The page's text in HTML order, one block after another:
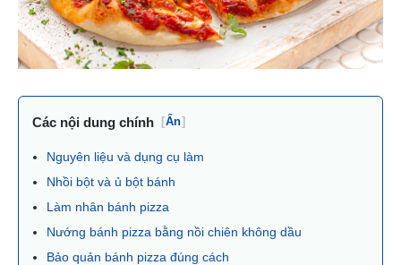
Các nội dung chính [Ẩn]
Nguyên liệu và dụng cụ làm
Nhồi bột và ủ bột bánh
Làm nhân bánh pizza
Nướng bánh pizza bằng nồi chiên không dầu
Bảo quản bánh pizza đúng cách